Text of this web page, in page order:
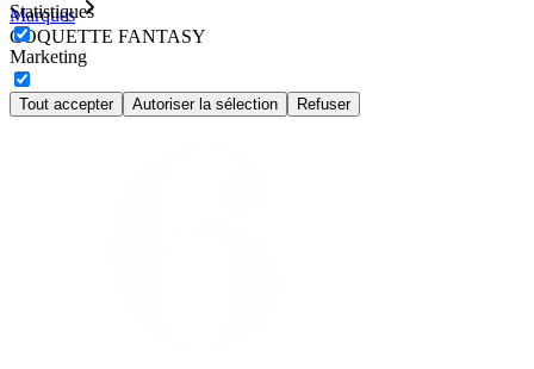
Statistiques
Marketing
Tout accepter Autoriser la sélection Refuser
Marques
COQUETTE FANTASY